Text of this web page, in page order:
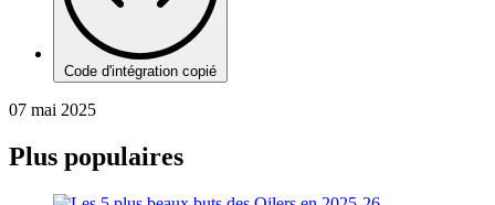
Code d'intégration copié
07 mai 2025
Plus populaires